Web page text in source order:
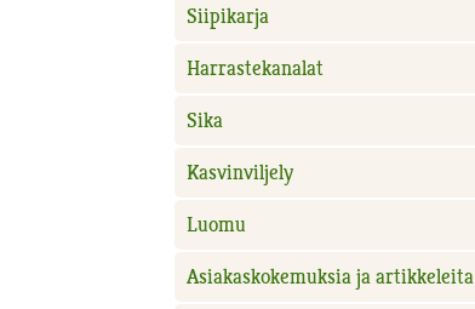
Siipikarja
Harrastekanalat
Sika
Kasvinviljely
Luomu
Asiakaskokemuksia ja artikkeleita